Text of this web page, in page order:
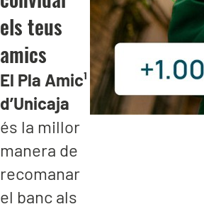
els teus
amics
El Pla Amic¹
d’Unicaja
és la millor
manera de
recomanar
el banc als